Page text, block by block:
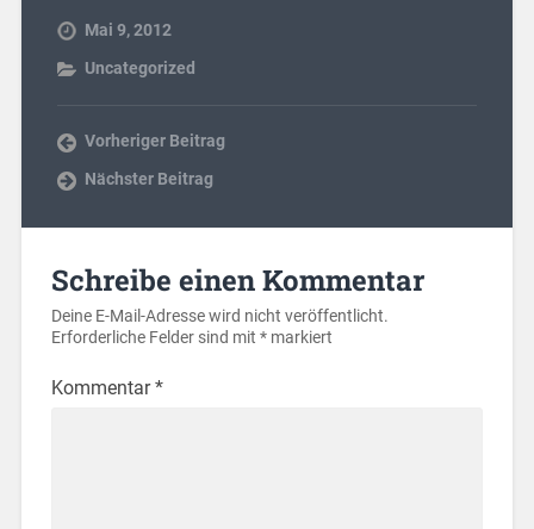
Mai 9, 2012
Uncategorized
Vorheriger Beitrag
Nächster Beitrag
Schreibe einen Kommentar
Deine E-Mail-Adresse wird nicht veröffentlicht.
Erforderliche Felder sind mit *markiert
Kommentar*